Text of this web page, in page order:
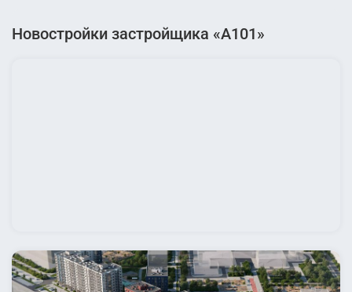
Новостройки застройщика «А101»